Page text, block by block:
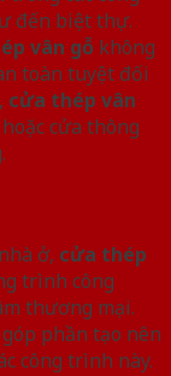
đến biệt thự.
vân gỗ không
toàn tuyệt đối
cửa thép vân
cửa thông
ở, cửa thép
trình công
thương mại.
góp phần tạo nên
công trình này.